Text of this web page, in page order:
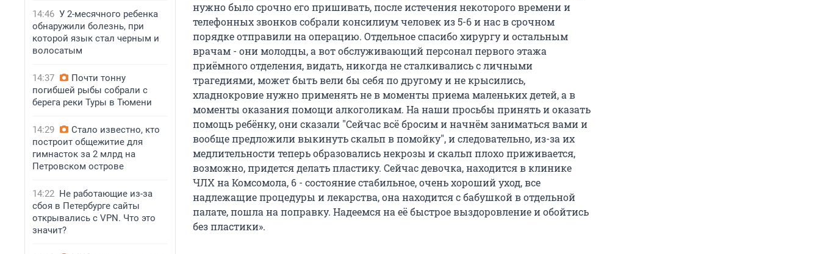
14:46 У 2-месячного ребенка
обнаружили болезнь, при
которой язык стал черным и
волосатым
14:37
Почти тонну
погибшей рыбы собрали с
берега реки Туры в Тюмени
14:29
Стало известно, кто
построит общежитие для
гимнасток за 2 млрд на
Петровском острове
14:22 Не работающие из-за
сбоя в Петербурге сайты
открывались с VPN. Что это
значит?
нужно было срочно его пришивать, после истечения некоторого времени и
телефонных звонков собрали консилиум человек из 5-6 и нас в срочном
порядке отправили на операцию. Отдельное спасибо хирургу и остальным
врачам - они молодцы, а вот обслуживающий персонал первого этажа
приёмного отделения, видать, никогда не сталкивались с личными
трагедиями, может быть вели бы себя по другому и не крысились,
хладнокровие нужно применять не в моменты приема маленьких детей, а в
моменты оказания помощи алкоголикам. На наши просьбы принять и оказать
помощь ребёнку, они сказали "Сейчас всё бросим и начнём заниматься вами и
вообще предложили выкинуть скальп в помойку", и следовательно, из-за их
медлительности теперь образовались некрозы и скальп плохо приживается,
возможно, придется делать пластику. Сейчас девочка, находится в клинике
ЧЛХ на Комсомола, 6 - состояние стабильное, очень хороший уход, все
надлежащие процедуры и лекарства, она находится с бабушкой в отдельной
палате, пошла на поправку. Надеемся на её быстрое выздоровление и обойтись
без пластики».